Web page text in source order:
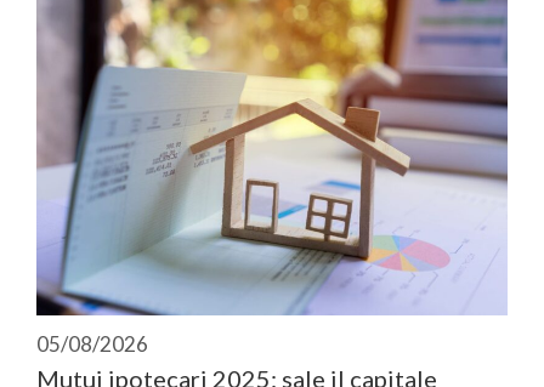
05/08/2026
Mutui ipotecari 2025: sale il capitale